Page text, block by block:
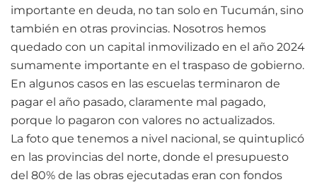
importante en deuda, no tan solo en Tucumán, sino
también en otras provincias. Nosotros hemos
quedado con un capital inmovilizado en el año 2024
sumamente importante en el traspaso de gobierno.
En algunos casos en las escuelas terminaron de
pagar el año pasado, claramente mal pagado,
porque lo pagaron con valores no actualizados.
La foto que tenemos a nivel nacional, se quintuplicó
en las provincias del norte, donde el presupuesto
del 80% de las obras ejecutadas eran con fondos